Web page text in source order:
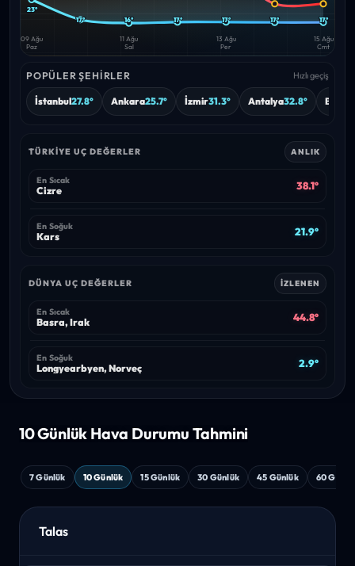
23°
17° 16° 17° 17° 17° 17°
09 Ağu
Paz
11 Ağu
Sal
13 Ağu
Per
15 Ağu
Cmt
POPÜLER ŞEHIRLER Hızlı geçiş
İstanbul27.8° Ankara25.7° İzmir31.3° Antalya32.8° Bursa
TÜRKIYE UÇ DEĞERLER ANLIK
En Sıcak
Cizre 38.1°
En Soğuk
Kars 21.9°
DÜNYA UÇ DEĞERLER İZLENEN
En Sıcak
Basra, Irak 44.8°
En Soğuk
Longyearbyen, Norveç 2.9°
10 Günlük Hava Durumu Tahmini
7 Günlük 10 Günlük 15 Günlük 30 Günlük 45 Günlük 60
Talas